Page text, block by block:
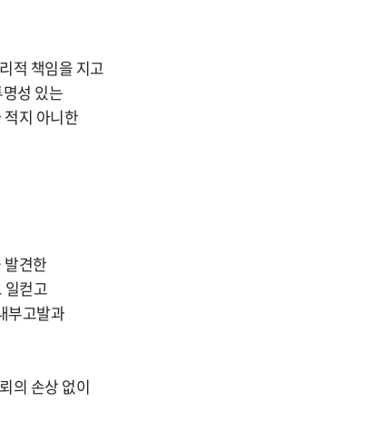
적 책임을 지고
성 있는
지 아니한
견한
일컫고
부고발과
의 손상 없이